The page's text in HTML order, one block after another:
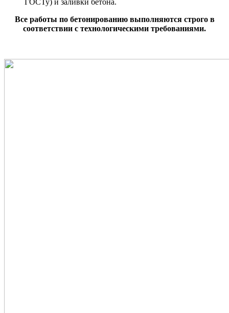
ГОСТу) и заливки бетона.
Все работы по бетонированию выполняются строго в
соответствии с технологическими требованиями.